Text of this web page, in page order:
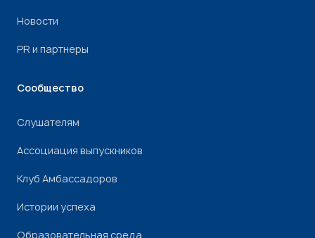
Новости
PR и партнеры
Сообщество
Слушателям
Ассоциация выпускников
Клуб Амбассадоров
Истории успеха
Образовательная среда